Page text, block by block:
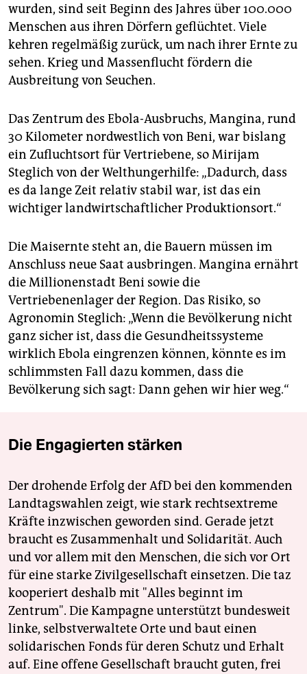
wurden, sind seit Beginn des Jahres über 100.000
Menschen aus ihren Dörfern geflüchtet. Viele
kehren regelmäßig zurück, um nach ihrer Ernte zu
sehen. Krieg und Massenflucht fördern die
Ausbreitung von Seuchen.
Das Zentrum des Ebola-Ausbruchs, Mangina, rund
30 Kilometer nordwestlich von Beni, war bislang
ein Zufluchtsort für Vertriebene, so Mirijam
Steglich von der Welthungerhilfe: „Dadurch, dass
es da lange Zeit relativ stabil war, ist das ein
wichtiger landwirtschaftlicher Produktionsort.“
Die Maisernte steht an, die Bauern müssen im
Anschluss neue Saat ausbringen. Mangina ernährt
die Millionenstadt Beni sowie die
Vertriebenenlager der Region. Das Risiko, so
Agronomin Steglich: „Wenn die Bevölkerung nicht
ganz sicher ist, dass die Gesundheitssysteme
wirklich Ebola eingrenzen können, könnte es im
schlimmsten Fall dazu kommen, dass die
Bevölkerung sich sagt: Dann gehen wir hier weg.“
Die Engagierten stärken
Der drohende Erfolg der AfD bei den kommenden
Landtagswahlen zeigt, wie stark rechtsextreme
Kräfte inzwischen geworden sind. Gerade jetzt
braucht es Zusammenhalt und Solidarität. Auch
und vor allem mit den Menschen, die sich vor Ort
für eine starke Zivilgesellschaft einsetzen. Die taz
kooperiert deshalb mit "Alles beginnt im
Zentrum". Die Kampagne unterstützt bundesweit
linke, selbstverwaltete Orte und baut einen
solidarischen Fonds für deren Schutz und Erhalt
auf. Eine offene Gesellschaft braucht guten, frei